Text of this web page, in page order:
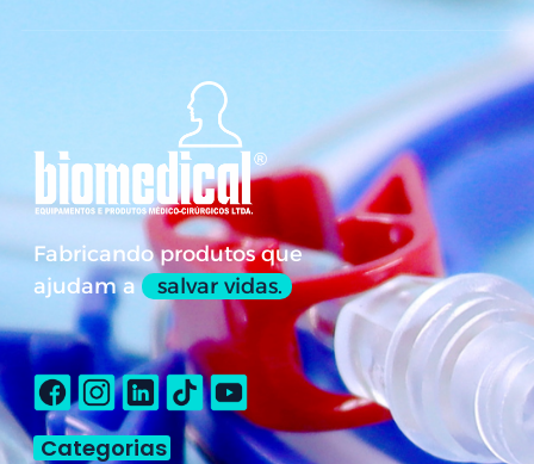
Fabricando produtos que
ajudam a salvar vidas.
Categorias